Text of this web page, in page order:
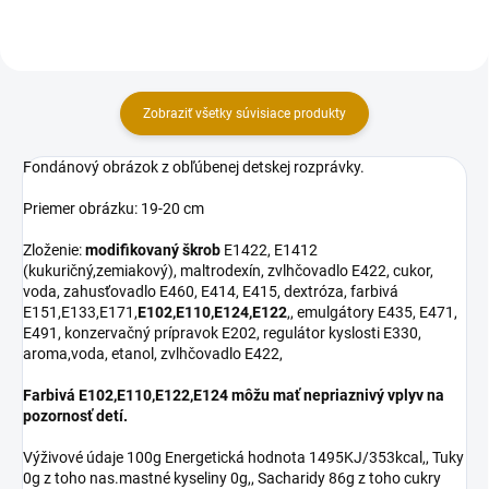
Zobraziť všetky súvisiace produkty
Fondánový obrázok z obľúbenej detskej rozprávky.
Priemer obrázku: 19-20 cm
Zloženie:modifikovaný škrob E1422, E1412
(kukuričný,zemiakový), maltrodexín, zvlhčovadlo E422, cukor,
voda, zahusťovadlo E460, E414, E415, dextróza, farbivá
E151,E133,E171,E102,E110,E124,E122,, emulgátory E435, E471,
E491, konzervačný prípravok E202, regulátor kyslosti E330,
aroma,voda, etanol, zvlhčovadlo E422,
Farbivá E102,E110,E122,E124 môžu mať nepriaznivý vplyv na
pozornosť detí.
Výživové údaje 100g Energetická hodnota 1495KJ/353kcal,, Tuky
0g z toho nas.mastné kyseliny 0g,, Sacharidy 86g z toho cukry